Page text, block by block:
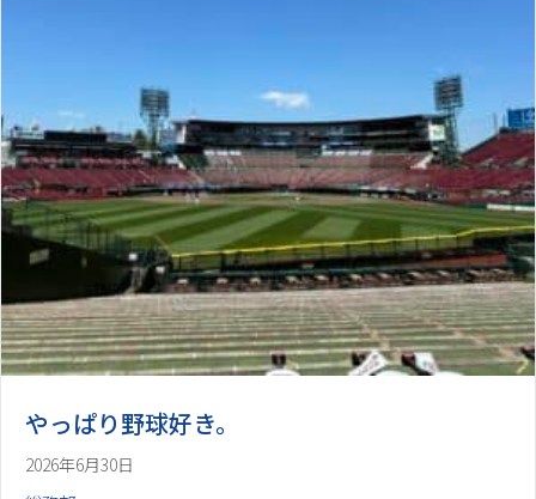
やっぱり野球好き。
2026年6月30日